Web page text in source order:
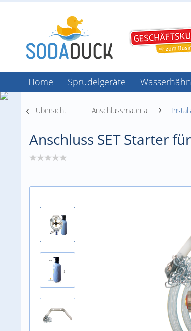
Home Sprudelgeräte
Übersicht Anschlussmaterial
Anschluss SET Starter